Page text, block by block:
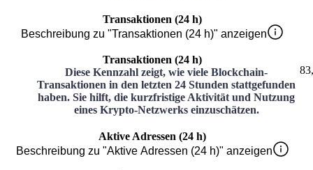
Transaktionen (24 h)
Beschreibung zu "Transaktionen (24 h)" anzeigen
Transaktionen (24 h)
Diese Kennzahl zeigt, wie viele Blockchain-
Transaktionen in den letzten 24 Stunden stattgefunden
haben. Sie hilft, die kurzfristige Aktivität und Nutzung
eines Krypto-Netzwerks einzuschätzen.
Aktive Adressen (24 h)
Beschreibung zu "Aktive Adressen (24 h)" anzeigen